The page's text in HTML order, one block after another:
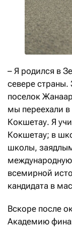
– Я родился в
севере
поселок
мы переехали в
Кокшетау. Я
Кокшетау; в
школы,
всемирной
кандидата в
Вскоре после
Академию